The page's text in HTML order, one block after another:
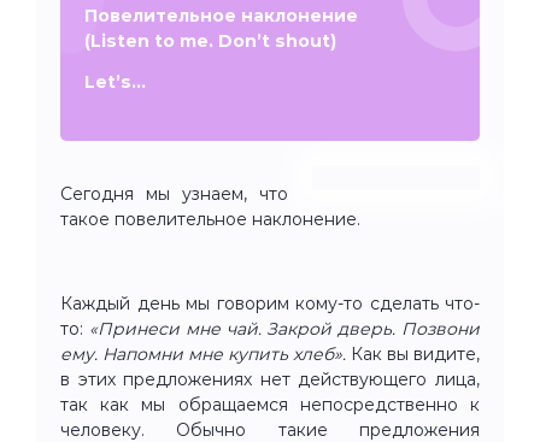
Повелительное наклонение
(Listen to me. Don’t shout)
Let’s…
Сегодня мы узнаем, что
такое повелительное наклонение.
Каждый день мы говорим кому-то сделать что-
то: «Принеси мне чай. Закрой дверь. Позвони
ему. Напомни мне купить хлеб». Как вы видите,
в этих предложениях нет действующего лица,
так как мы обращаемся непосредственно к
человеку. Обычно такие предложения